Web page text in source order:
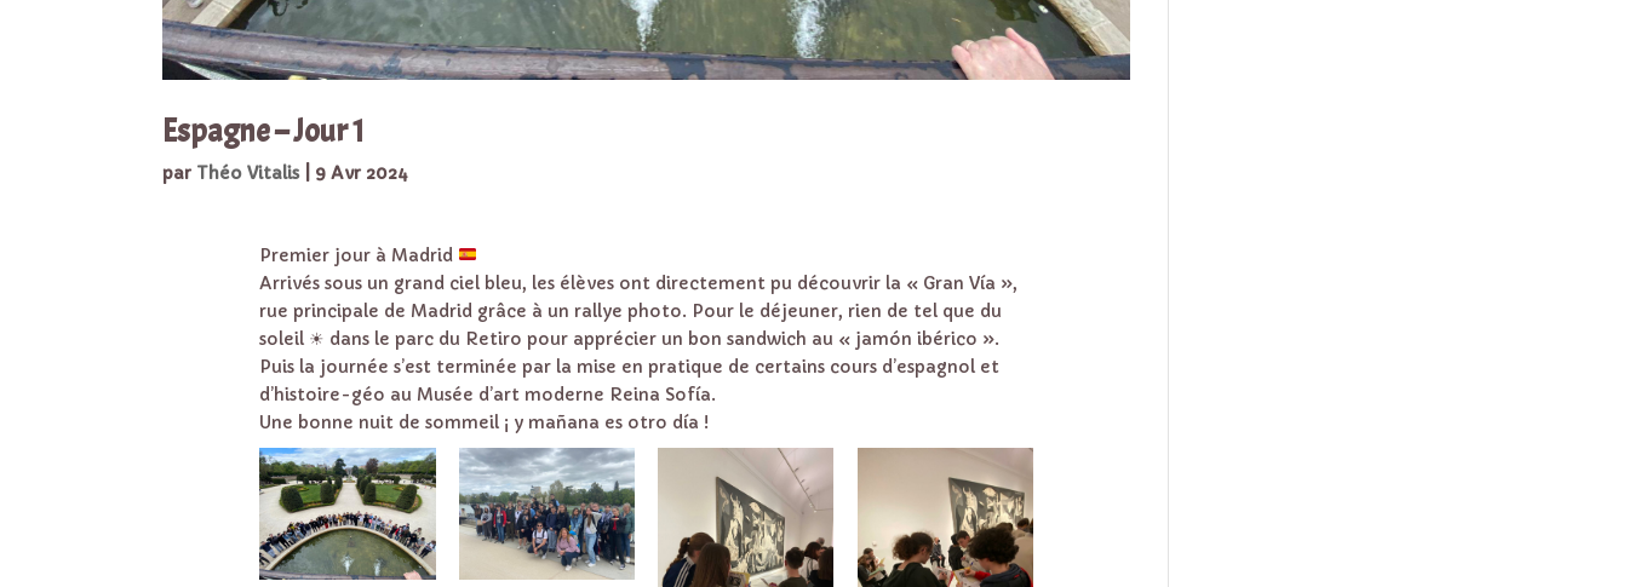
Espagne – Jour 1
par Théo Vitalis| 9 Avr 2024
Premier jour à Madrid
Arrivés sous un grand ciel bleu, les élèves ont directement pu découvrir la « Gran Vía »,
rue principale de Madrid grâce à un rallye photo. Pour le déjeuner, rien de tel que du
soleil ☀ dans le parc du Retiro pour apprécier un bon sandwich au « jamón ibérico ».
Puis la journée s’est terminée par la mise en pratique de certains cours d’espagnol et
d’histoire-géo au Musée d’art moderne Reina Sofía.
Une bonne nuit de sommeil ¡ y mañana es otro día !